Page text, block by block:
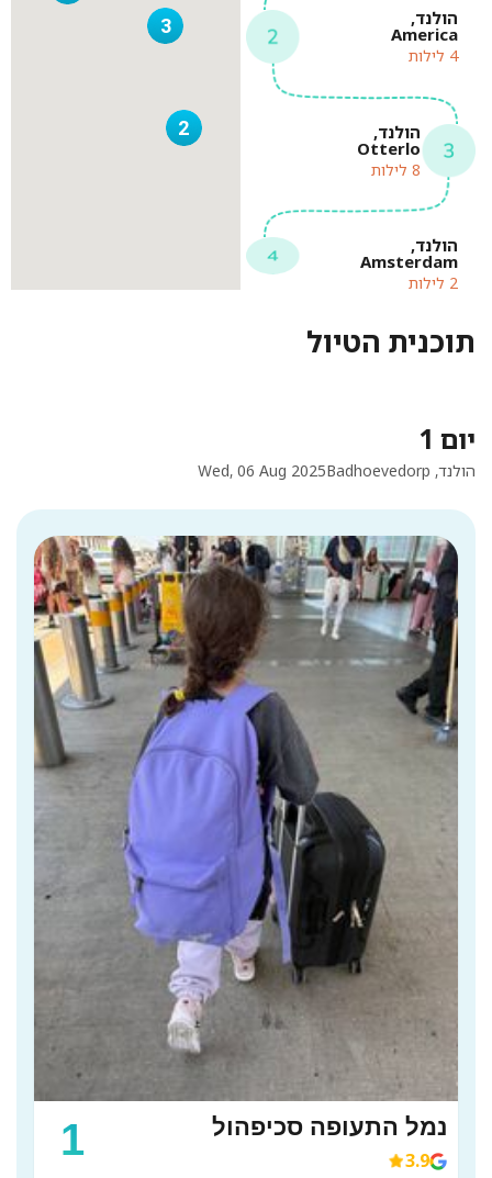
הולנד,
America
4 לילות
הולנד,
Otterlo
8 לילות
הולנד,
Amsterdam
2 לילות
3
2
תוכנית הטיול
יום 1
Wed, 06 Aug 2025 הולנד, Badhoevedorp
1 נמל התעופה סכיפהול
3.9